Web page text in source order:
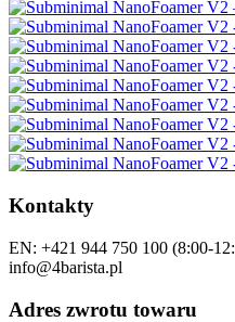
Kontakty
EN: +421 944 750 100 (8:00-
info@4barista.pl
Adres zwrotu towaru